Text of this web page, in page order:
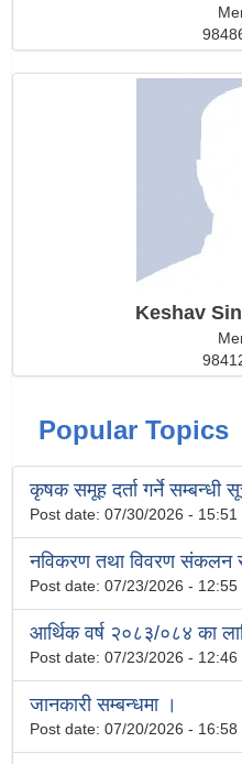
Keshav
Popular Topics
कृषक समूह दर्ता गर्ने सम्बन्धी
Post date: 07/30/2026 - 15:51
नविकरण तथा विवरण संकलन
Post date: 07/23/2026 - 12:55
आर्थिक वर्ष २०८३/०८४ का
Post date: 07/23/2026 - 12:46
जानकारी सम्बन्धमा ।
Post date: 07/20/2026 - 16:58